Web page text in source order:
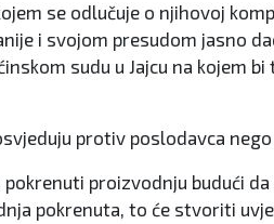
se odlučuje o njihovoj
i svojom presudom jasno
sudu u Jajcu na
protiv poslodavca
proizvodnju budući
pokrenuta, to će stvoriti